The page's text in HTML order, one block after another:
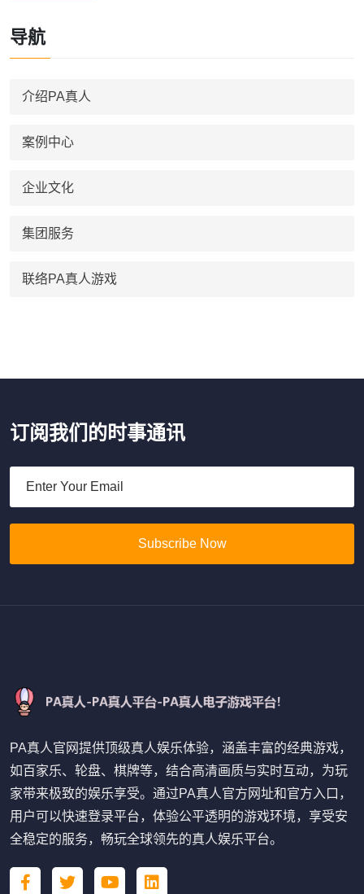
导航
介绍PA真人
案例中心
企业文化
集团服务
联络PA真人游戏
订阅我们的时事通讯
Subscribe Now
PA真人官网提供顶级真人娱乐体验，涵盖丰富的经典游戏，
如百家乐、轮盘、棋牌等，结合高清画质与实时互动，为玩
家带来极致的娱乐享受。通过PA真人官方网址和官方入口，
用户可以快速登录平台，体验公平透明的游戏环境，享受安
全稳定的服务，畅玩全球领先的真人娱乐平台。